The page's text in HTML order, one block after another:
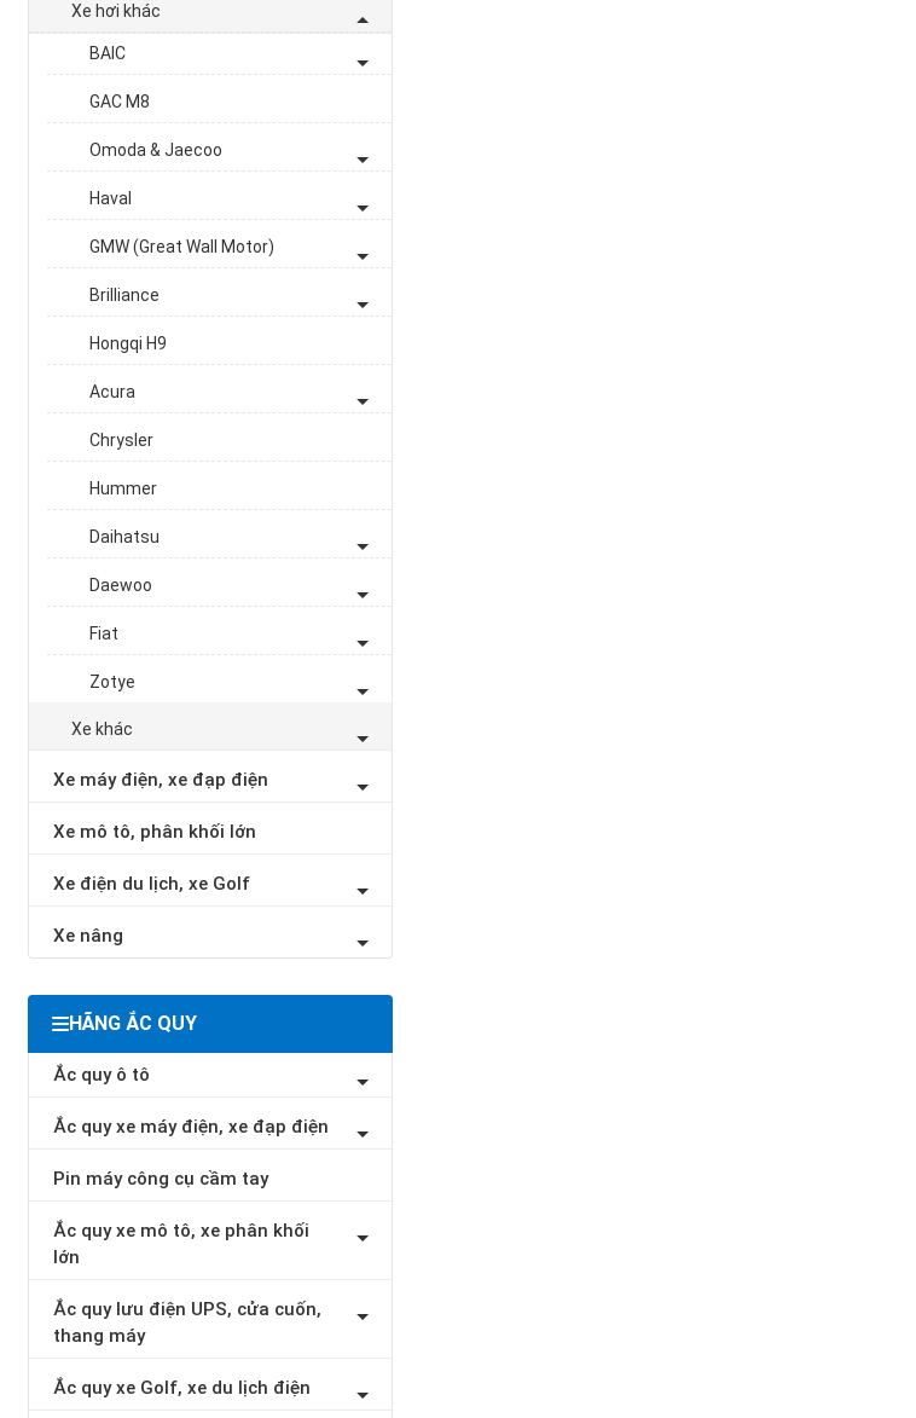
Xe hơi khác
BAIC
GAC M8
Omoda & Jaecoo
Haval
GMW (Great Wall Motor)
Brilliance
Hongqi H9
Acura
Chrysler
Hummer
Daihatsu
Daewoo
Fiat
Zotye
Xe khác
Xe máy điện, xe đạp điện
Xe mô tô, phân khối lớn
Xe điện du lịch, xe Golf
Xe nâng
HÃNG ẮC QUY
Ắc quy ô tô
Ắc quy xe máy điện, xe đạp điện
Pin máy công cụ cầm tay
Ắc quy xe mô tô, xe phân khối
lớn
Ắc quy lưu điện UPS, cửa cuốn,
thang máy
Ắc quy xe Golf, xe du lịch điện